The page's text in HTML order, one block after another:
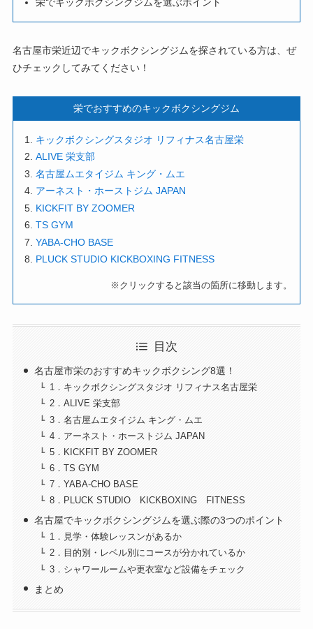
名古屋市栄近辺でキックボクシングジムを探されている方は、ぜ
ひチェックしてみてください！
栄でおすすめのキックボクシングジム
キックボクシングスタジオ リフィナス名古屋栄
ALIVE 栄支部
名古屋ムエタイジム キング・ムエ
アーネスト・ホーストジム JAPAN
KICKFIT BY ZOOMER
TS GYM
YABA-CHO BASE
PLUCK STUDIO KICKBOXING FITNESS
※クリックすると該当の箇所に移動します。
目次
名古屋市栄のおすすめキックボクシング8選！
1．キックボクシングスタジオ リフィナス名古屋栄
2．ALIVE 栄支部
3．名古屋ムエタイジム キング・ムエ
4．アーネスト・ホーストジム JAPAN
5．KICKFIT BY ZOOMER
6．TS GYM
7．YABA-CHO BASE
8．PLUCK STUDIO KICKBOXING FITNESS
名古屋でキックボクシングジムを選ぶ際の3つのポイント
1．見学・体験レッスンがあるか
2．目的別・レベル別にコースが分かれているか
3．シャワールームや更衣室など設備をチェック
まとめ